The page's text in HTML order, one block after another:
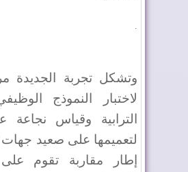
وتشكل تجربة الجديدة
لاختبار النموذج
الترابية وقياس نجاعة
لتعميمها على صعيد
إطار مقاربة تقوم على